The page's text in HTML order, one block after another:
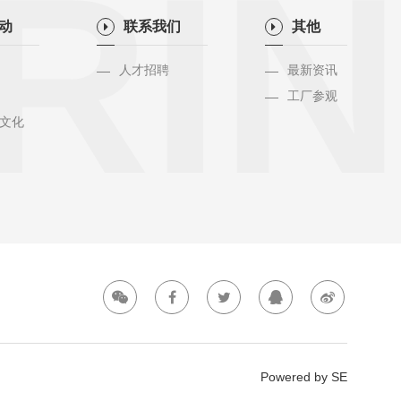
化
联系我们
人才招聘
其他
最新资讯
工厂参观
Powered by SE